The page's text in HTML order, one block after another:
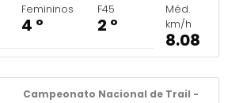
Femininos
4 º
F45
2 º
Méd.
km/h
8.08
Campeonato Nacional de Trail -